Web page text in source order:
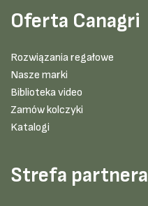
Oferta Canagri
Rozwiązania regałowe
Nasze marki
Biblioteka video
Zamów kolczyki
Katalogi
Strefa partnera